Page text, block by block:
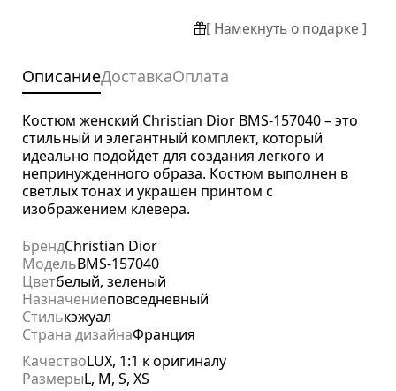
[ Намекнуть о подарке ]
ОписаниеДоставкаОплата
Костюм женский Christian Dior BMS-157040 – это
стильный и элегантный комплект, который
идеально подойдет для создания легкого и
непринужденного образа. Костюм выполнен в
светлых тонах и украшен принтом с
изображением клевера.
БрендChristian Dior
МодельBMS-157040
Цветбелый, зеленый
Назначениеповседневный
Стилькэжуал
Страна дизайнаФранция
КачествоLUX, 1:1 к оригиналу
РазмерыL, M, S, XS